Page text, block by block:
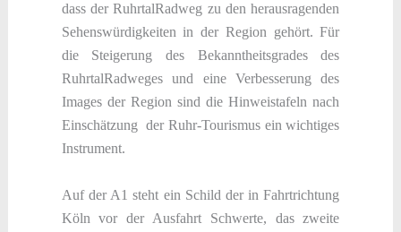
dass der RuhrtalRadweg zu den herausragenden
Sehenswürdigkeiten in der Region gehört. Für
die Steigerung des Bekanntheitsgrades des
RuhrtalRadweges und eine Verbesserung des
Images der Region sind die Hinweistafeln nach
Einschätzung der Ruhr-Tourismus ein wichtiges
Instrument.
Auf der A1 steht ein Schild der in Fahrtrichtung
Köln vor der Ausfahrt Schwerte, das zweite